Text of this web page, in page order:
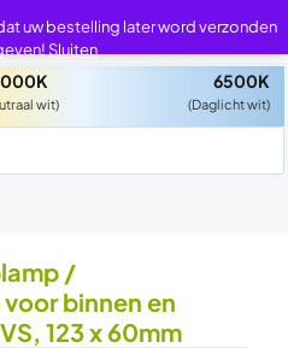
wit)
6500K
(Daglicht wit)
/
binnen en
123 x 60mm
uw bestelling later word verzonden
Sluiten